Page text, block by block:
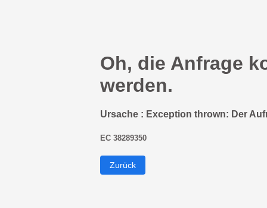
Oh, die Anfrage
werden.
Ursache : Exception thrown: Der
EC 38289350
Zurück